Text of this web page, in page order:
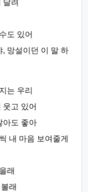
달려
도 있어
, 망설이던 이 말 하
는 우리
웃고 있어
아도 좋아
내 마음 보여줄게
래
래